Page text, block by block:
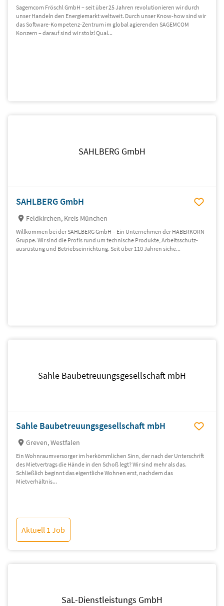
Sagemcom Fröschl GmbH – seit über 25 Jahren revolutionieren wir durch
unser Handeln den Energiemarkt weltweit. Durch unser Know-how sind wir
das Software-Kompetenz-Zentrum im global agierenden SAGEMCOM
Konzern – darauf sind wir stolz! Qual...
SAHLBERG GmbH
SAHLBERG GmbH
Feldkirchen, Kreis München
Willkommen bei der SAHLBERG GmbH – Ein Unternehmen der HABERKORN
Gruppe. Wir sind die Profis rund um technische Produkte, Arbeits­schutz­
ausrüstung und Betriebs­einrichtung. Seit über 110 Jahren si­che...
Sahle Baubetreuungsgesellschaft mbH
Sahle Baubetreuungsgesellschaft mbH
Greven, Westfalen
Ein Wohnraumversorger im herkömmlichen Sinn, der nach der Unterschrift
des Mietvertrags die Hände in den Schoß legt? Wir sind mehr als das.
Schließlich beginnt das eigentliche Wohnen erst, nachdem das
Mietverhältnis...
Aktuell 1 Job
SaL-Dienstleistungs GmbH